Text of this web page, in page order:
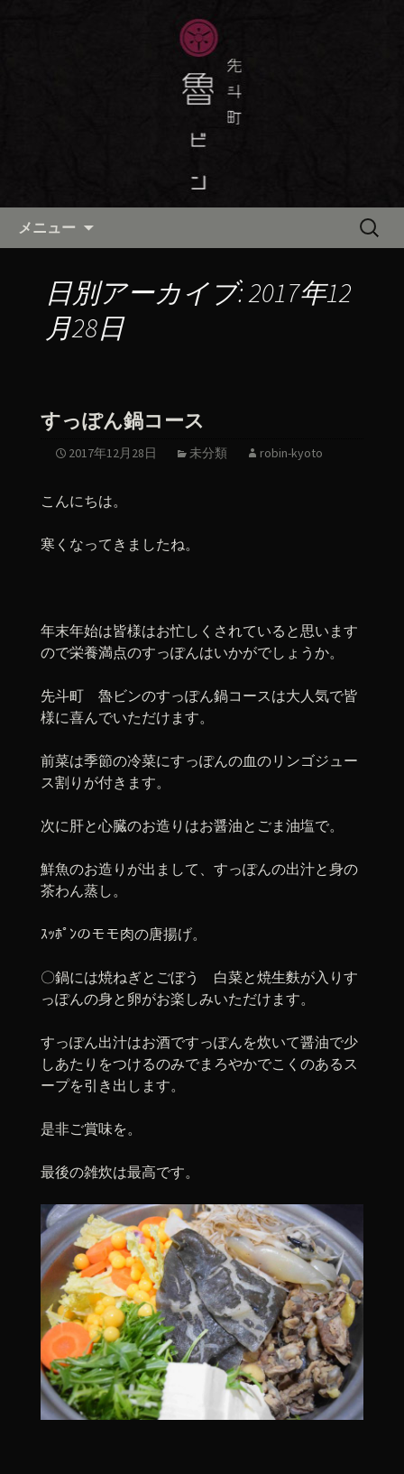
京都・先斗町の京料理・和食
「魯ビン（ろびん）」の公式ブ
京都・先斗町の京町家で美味しい季節
の京料理・和食が自慢の「魯ビン（ろ
びん）」がお店からのお知らせや、お
料理について最新情報をおとどけしま
メニュー
検
日別アーカイブ: 2017年12
月28日
すっぽん鍋コース
2017年12月28日 未分類 robin-kyoto
こんにちは。
寒くなってきましたね。
年末年始は皆様はお忙しくされていると思います
ので栄養満点のすっぽんはいかがでしょうか。
先斗町 魯ビンのすっぽん鍋コースは大人気で皆
様に喜んでいただけます。
前菜は季節の冷菜にすっぽんの血のリンゴジュー
ス割りが付きます。
次に肝と心臓のお造りはお醤油とごま油塩で。
鮮魚のお造りが出まして、すっぽんの出汁と身の
茶わん蒸し。
ｽｯﾎﾟﾝのモモ肉の唐揚げ。
〇鍋には焼ねぎとごぼう 白菜と焼生麩が入りす
っぽんの身と卵がお楽しみいただけます。
すっぽん出汁はお酒ですっぽんを炊いて醤油で少
しあたりをつけるのみでまろやかでこくのあるス
ープを引き出します。
是非ご賞味を。
最後の雑炊は最高です。